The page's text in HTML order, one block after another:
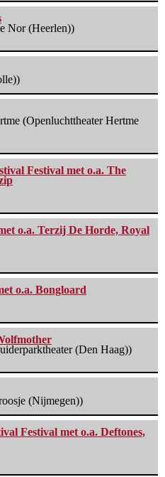
Nor (Heerlen))
(Openluchttheater Hertme
Festival met o.a. The
o.a. Terzij De Horde, Royal
o.a. Bongloard
(Den Haag))
(Nijmegen))
Festival met o.a. Deftones,